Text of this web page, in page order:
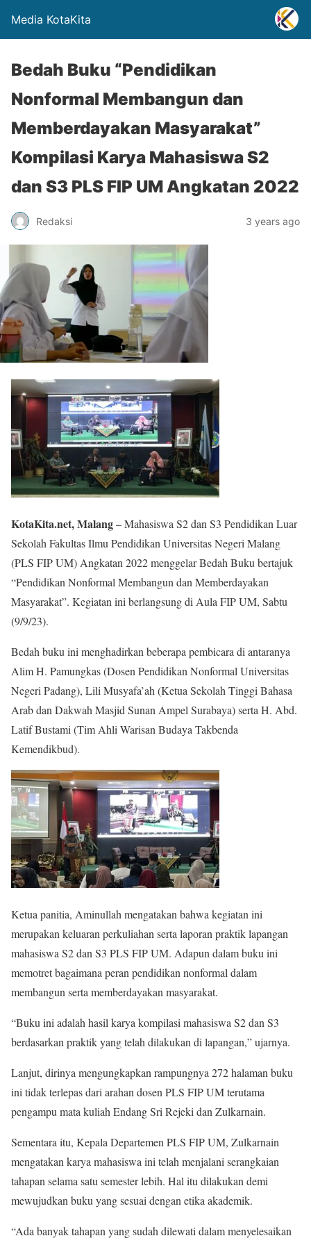
Media KotaKita
Bedah Buku “Pendidikan
Nonformal Membangun dan
Memberdayakan Masyarakat”
Kompilasi Karya Mahasiswa S2
dan S3 PLS FIP UM Angkatan 2022
Redaksi 3 years ago
KotaKita.net, Malang– Mahasiswa S2 dan S3 Pendidikan Luar
Sekolah Fakultas Ilmu Pendidikan Universitas Negeri Malang
(PLS FIP UM) Angkatan 2022 menggelar Bedah Buku bertajuk
“Pendidikan Nonformal Membangun dan Memberdayakan
Masyarakat”. Kegiatan ini berlangsung di Aula FIP UM, Sabtu
(9/9/23).
Bedah buku ini menghadirkan beberapa pembicara di antaranya
Alim H. Pamungkas (Dosen Pendidikan Nonformal Universitas
Negeri Padang), Lili Musyafa’ah (Ketua Sekolah Tinggi Bahasa
Arab dan Dakwah Masjid Sunan Ampel Surabaya) serta H. Abd.
Latif Bustami (Tim Ahli Warisan Budaya Takbenda
Kemendikbud).
Ketua panitia, Aminullah mengatakan bahwa kegiatan ini
merupakan keluaran perkuliahan serta laporan praktik lapangan
mahasiswa S2 dan S3 PLS FIP UM. Adapun dalam buku ini
memotret bagaimana peran pendidikan nonformal dalam
membangun serta memberdayakan masyarakat.
“Buku ini adalah hasil karya kompilasi mahasiswa S2 dan S3
berdasarkan praktik yang telah dilakukan di lapangan,” ujarnya.
Lanjut, dirinya mengungkapkan rampungnya 272 halaman buku
ini tidak terlepas dari arahan dosen PLS FIP UM terutama
pengampu mata kuliah Endang Sri Rejeki dan Zulkarnain.
Sementara itu, Kepala Departemen PLS FIP UM, Zulkarnain
mengatakan karya mahasiswa ini telah menjalani serangkaian
tahapan selama satu semester lebih. Hal itu dilakukan demi
mewujudkan buku yang sesuai dengan etika akademik.
“Ada banyak tahapan yang sudah dilewati dalam menyelesaikan